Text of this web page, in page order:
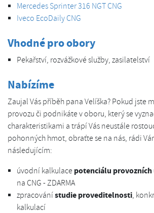
Mercedes Sprinter 316 NGT CNG
Iveco EcoDaily CNG
Vhodné pro obory
Pekařství, rozvážkové služby, zasilatelství
Nabízíme
Zaujal Vás příběh pana Velíška? Pokud jste
provozu či podnikáte v oboru, který se
charakteristikami a trápí Vás neustále
pohonných hmot, obraťte se na nás, rádi
následujícím:
úvodní kalkulace potenciálu provozních
na CNG - ZDARMA
zpracovánístudie proveditelnosti,
kalkulací